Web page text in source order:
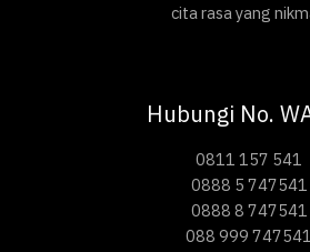
cita rasa yang
Hubungi No.
0811 157 541
0888 5 747541
0888 8 747541
088 999 747541